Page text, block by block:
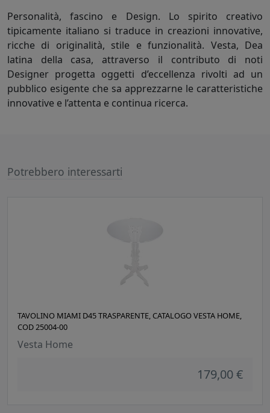
Personalità, fascino e Design. Lo spirito creativo
tipicamente italiano si traduce in creazioni innovative,
ricche di originalità, stile e funzionalità. Vesta, Dea
latina della casa, attraverso il contributo di noti
Designer progetta oggetti d’eccellenza rivolti ad un
pubblico esigente che sa apprezzarne le caratteristiche
innovative e l’attenta e continua ricerca.
Potrebbero interessarti
TAVOLINO MIAMI D45 TRASPARENTE, CATALOGO VESTA HOME,
COD 25004-00
Vesta Home
179,00 €